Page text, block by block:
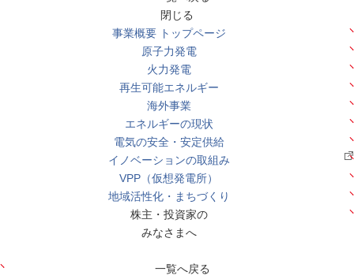
閉じる
事業概要 トップページ
原子力発電
火力発電
再生可能エネルギー
海外事業
エネルギーの現状
電気の安全・安定供給
イノベーションの取組み
VPP（仮想発電所）
地域活性化・まちづくり
株主・投資家の
みなさまへ
一覧へ戻る